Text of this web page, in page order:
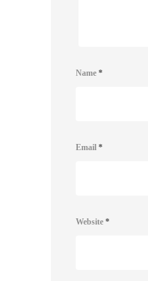
Name *
Email *
Website *